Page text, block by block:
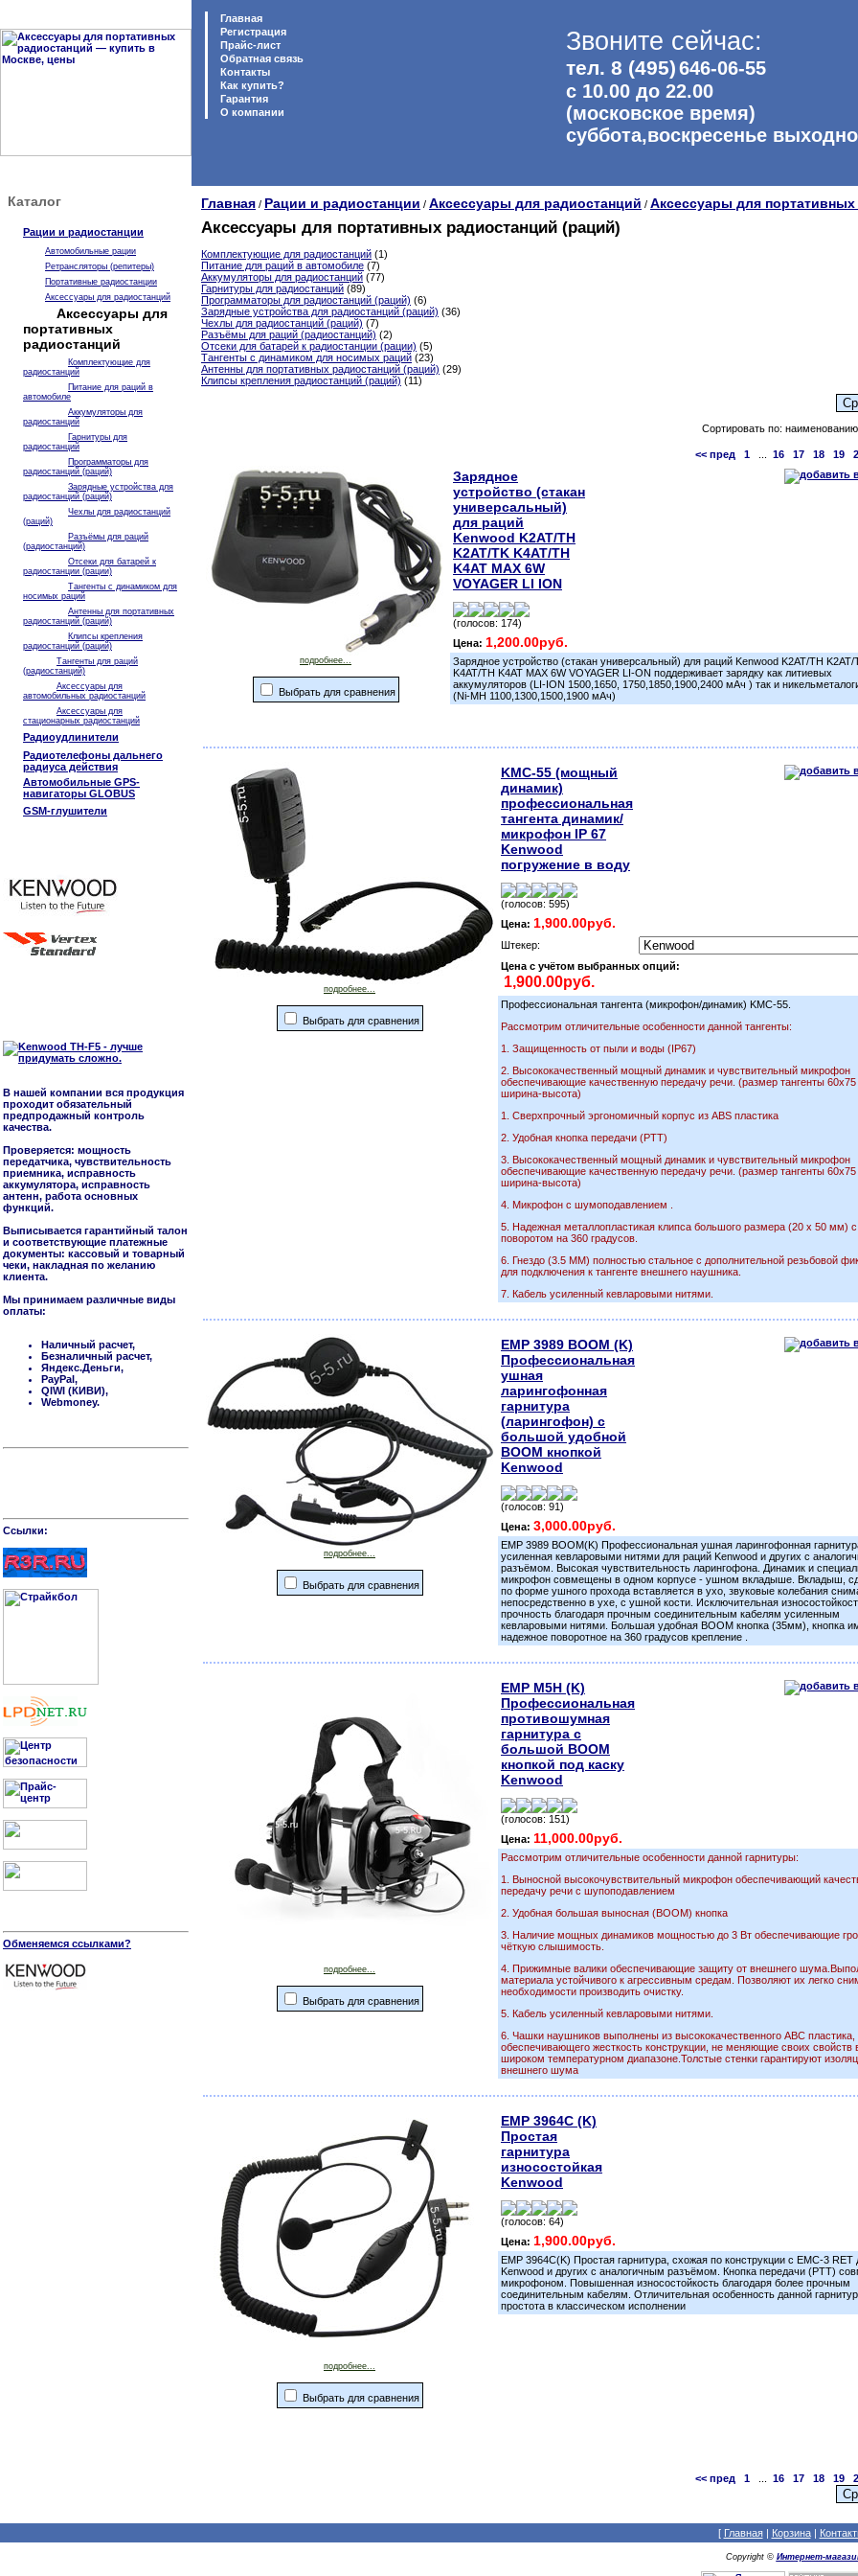
Главная
Регистрация
Прайс-лист
Обратная связь
Контакты
Как купить?
Гарантия
O компании
Звоните сейчас:
тел. 8 (495)646-06-55
с 10.00 до 22.00
(московское время)
суббота,воскресенье
Каталог
Рации и радиостанции
Автомобильные рации
Ретрансляторы (репитеры)
Портативные радиостанции
Аксессуары для радиостанций
Аксессуары для
портативных
радиостанций
Комплектующие для
радиостанций
Питание для раций в
автомобиле
Аккумуляторы для
радиостанций
Гарнитуры для
радиостанций
Программаторы для
радиостанций (раций)
Зарядные устройства для
радиостанций (раций)
Чехлы для радиостанций
(раций)
Разъёмы для раций
(радиостанций)
Отсеки для батарей к
радиостанции (рации)
Тангенты с динамиком для
носимых раций
Антенны для портативных
радиостанций (раций)
Клипсы крепления
радиостанций (раций)
Тангенты для раций
(радиостанций)
Аксессуары для
автомобильных радиостанций
Аксессуары для
стационарных радиостанций
Радиоудлинители
Радиотелефоны дальнего
радиуса действия
Автомобильные GPS-
навигаторы GLOBUS
GSM-глушители
В нашей компании вся продукция
проходит обязательный
предпродажный контроль
качества.
Проверяется: мощность
передатчика, чувствительность
приемника, исправность
аккумулятора, исправность
антенн, работа основных
функций.
Выписывается гарантийный талон
и соответствующие платежные
документы: кассовый и товарный
чеки, накладная по желанию
клиента.
Мы принимаем различные виды
оплаты:
Наличный расчет,
Безналичный расчет,
Яндекс.Деньги,
PayPal,
QIWI (КИВИ),
Webmoney.
Cсылки:
Обменяемся ссылками?
Главная / Рации и радиостанции / Аксессуары для радиостанций / Аксессуары для
Аксессуары для портативных радиостанций (раций)
Комплектующие для радиостанций (1)
Питание для раций в автомобиле (7)
Аккумуляторы для радиостанций (77)
Гарнитуры для радиостанций (89)
Программаторы для радиостанций (раций) (6)
Зарядные устройства для радиостанций (раций) (36)
Чехлы для радиостанций (раций) (7)
Разъёмы для раций (радиостанций) (2)
Отсеки для батарей к радиостанции (рации) (5)
Тангенты с динамиком для носимых раций (23)
Антенны для портативных радиостанций (раций) (29)
Клипсы крепления радиостанций (раций) (11)
Сортировать по:
<< пред 1 16 17 18 19
подробнее...
Выбрать для сравнения
Зарядное
устройство (стакан
универсальный)
для раций
Kenwood K2AT/TH
K2AT/TK K4AT/TH
K4AT MAX 6W
VOYAGER LI ION
(голосов: 174)
Цена: 1,200.00руб.
Зарядное устройство (стакан универсальный) для раций Kenwood K2AT/TH K2AT/
K4AT/TH K4AT MAX 6W VOYAGER LI-ON поддерживает зарядку как литиевых
аккумуляторов (LI-ION 1500,1650, 1750,1850,1900,2400 мАч ) так и
(Ni-MH 1100,1300,1500,1900 мАч)
подробнее...
Выбрать для сравнения
KMC-55 (мощный
динамик)
профессиональная
тангента динамик/
микрофон IP 67
Kenwood
погружение в воду
(голосов: 595)
Цена: 1,900.00руб.
Штекер:
Цена с учётом выбранных опций:
Профессиональная тангента (микрофон/динамик) KMC-55.
Рассмотрим отличительные особенности данной тангенты:
1. Защищенность от пыли и воды (IP67)
2. Высококачественный мощный динамик и чувствительный микрофон
обеспечивающие качественную передачу речи. (размер тангенты
ширина-высота)
1. Сверхпрочный эргономичный корпус из ABS пластика
2. Удобная кнопка передачи (РТТ)
3. Высококачественный мощный динамик и чувствительный микрофон
обеспечивающие качественную передачу речи. (размер тангенты
ширина-высота)
4. Микрофон с шумоподавлением .
5. Надежная металлопластикая клипса большого размера (20 х 50 мм)
поворотом на 360 градусов.
6. Гнездо (3.5 ММ) полностью стальное с дополнительной резьбовой
для подключения к тангенте внешнего наушника.
7. Кабель усиленный кевларовыми нитями.
подробнее...
Выбрать для сравнения
EMP 3989 BOOM (K)
Профессиональная
ушная
ларингофонная
гарнитура
(ларингофон) с
большой удобной
BOOM кнопкой
Kenwood
(голосов: 91)
Цена: 3,000.00руб.
ЕMP 3989 BOOM(K) Профессиональная ушная ларингофонная
усиленная кевларовыми нитями для раций Kenwood и других с
разъёмом. Высокая чувствительность ларингофона. Динамик и
микрофон совмещены в одном корпусе - ушном вкладыше. Вкладыш,
по форме ушного прохода вставляется в ухо, звуковые колебания
непосредственно в ухе, с ушной кости. Исключительная
прочность благодаря прочным соединительным кабелям усиленным
кевларовыми нитями. Большая удобная BOOM кнопка (35мм), кнопка
надежное поворотное на 360 градусов крепление .
подробнее...
Выбрать для сравнения
EMP M5H (K)
Профессиональная
противошумная
гарнитура с
большой BOOM
кнопкой под каску
Kenwood
(голосов: 151)
Цена: 11,000.00руб.
Рассмотрим отличительные особенности данной гарнитуры:
1. Выносной высокочувствительный микрофон обеспечивающий
передачу речи с шупоподавлением
2. Удобная большая выносная (ВООМ) кнопка
3. Наличие мощных динамиков мощностью до 3 Вт обеспечивающие
чёткую слышимость.
4. Прижимные валики обеспечивающие защиту от внешнего
материала устойчивого к агрессивным средам. Позволяют их легко
необходимости производить очистку.
5. Кабель усиленный кевларовыми нитями.
6. Чашки наушников выполнены из высококачественного АВС пластика,
обеспечивающего жесткость конструкции, не меняющие своих свойств
широком температурном диапазоне.Толстые стенки гарантируют
внешнего шума
подробнее...
Выбрать для сравнения
EMP 3964C (K)
Простая
гарнитура
износостойкая
Kenwood
(голосов: 64)
Цена: 1,900.00руб.
EMP 3964C(K) Простая гарнитура, схожая по конструкции с ЕМС-3 RET
Kenwood и других с аналогичным разъёмом. Кнопка передачи (PTT)
микрофоном. Повышенная износостойкость благодаря более прочным
соединительным кабелям. Отличительная особенность данной
простота в классическом исполнении
<< пред
1 16 17 18 19
[ Главная| Корзина|
Copyright © Интернет-